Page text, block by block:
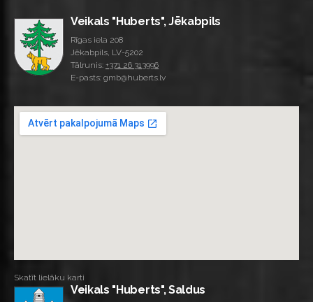
Veikals "Huberts", Jēkabpils
Rīgas iela 208
Jēkabpils, LV-5202
Tālrunis: +371 26 313996
E-pasts: gmb@huberts.lv
Skatīt lielāku karti
Veikals "Huberts", Saldus